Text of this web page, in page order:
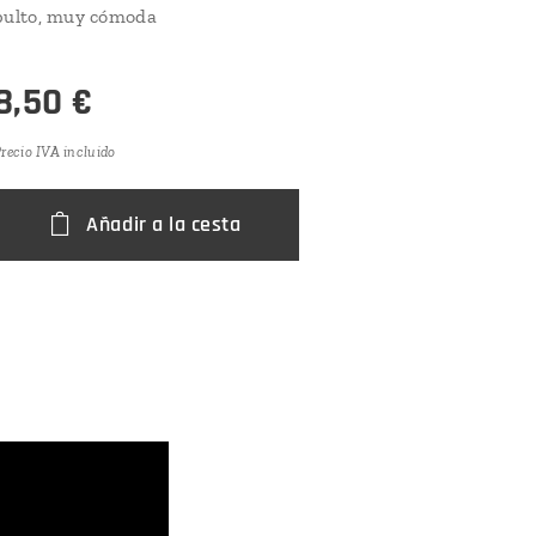
muy cómoda
€
IVA incluido
Añadir a la cesta